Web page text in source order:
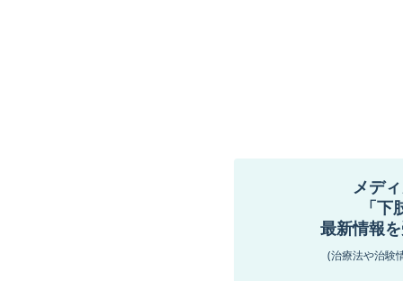
メデ
「
最新情報
(治療法や治験